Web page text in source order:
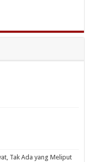
Tak Ada yang Meliput